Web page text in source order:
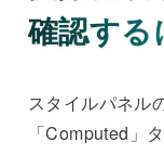
確認する
スタイルパネル
「Computed」